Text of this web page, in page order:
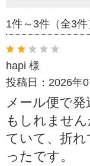
1件～3件（全3件
hapi 様
投稿日：2026年
メール便で
もしれませ
ていて、折
ったです。